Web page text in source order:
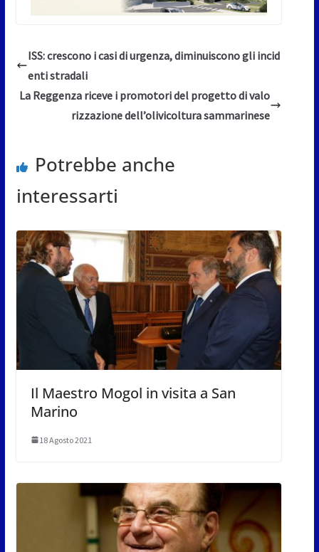
ISS: crescono i casi di urgenza, diminuiscono gli incid
enti stradali
La Reggenza riceve i promotori del progetto di valo
rizzazione dell’olivicoltura sammarinese
Potrebbe anche
interessarti
Il Maestro Mogol in visita a San
Marino
18 Agosto 2021